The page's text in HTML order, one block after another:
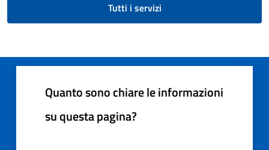
Tutti i servizi
Quanto sono chiare le informazioni
su questa pagina?